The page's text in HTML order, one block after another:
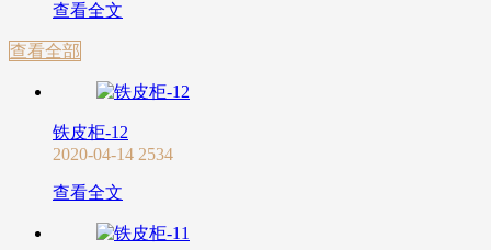
查看全文
查看全部
铁皮柜-12
2020-04-14 2534
查看全文